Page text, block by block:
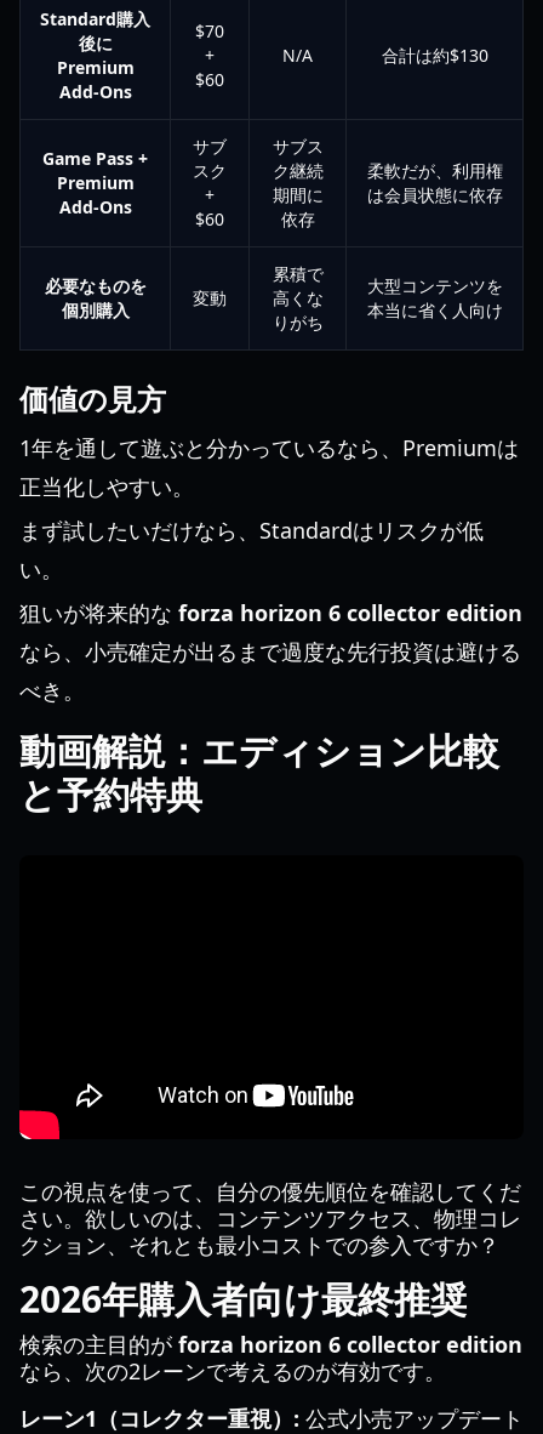
Standard購入
後に
Premium
Add-Ons
$70
+
$60
N/A 合計は約$130
Game Pass +
Premium
Add-Ons
サブ
スク
+
$60
サブス
ク継続
期間に
依存
柔軟だが、利用権
は会員状態に依存
必要なものを
個別購入
変動
累積で
高くな
りがち
大型コンテンツを
本当に省く人向け
価値の見方
1年を通して遊ぶと分かっているなら、Premiumは
正当化しやすい。
まず試したいだけなら、Standardはリスクが低
い。
狙いが将来的な forza horizon 6 collector edition
なら、小売確定が出るまで過度な先行投資は避ける
べき。
動画解説：エディション比較
と予約特典
この視点を使って、自分の優先順位を確認してくだ
さい。欲しいのは、コンテンツアクセス、物理コレ
クション、それとも最小コストでの参入ですか？
2026年購入者向け最終推奨
検索の主目的が forza horizon 6 collector edition
なら、次の2レーンで考えるのが有効です。
レーン1（コレクター重視）: 公式小売アップデート